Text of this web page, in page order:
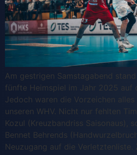
Am gestrigen Samstagabend stand
fünfte Heimspiel im Jahr 2025 auf
Jedoch waren die Vorzeichen alles
unseren WHV. Nicht nur fehlten
Kozul (Kreuzbandriss Saisonaus),
Bennet Behrends
Neuzugang auf die Verletztenliste.